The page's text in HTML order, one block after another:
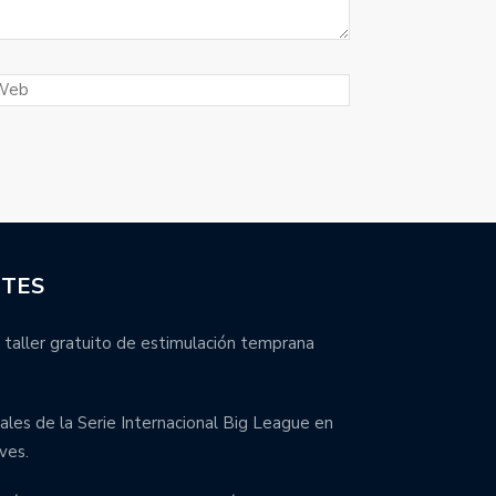
taller gratuito de estimulación temprana
de la Serie Internacional Big League en